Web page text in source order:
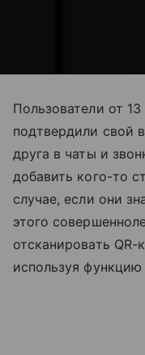
Пользователи от
подтвердили свой
друга в чаты и
добавить кого-то
случае, если они
этого
отсканировать
используя